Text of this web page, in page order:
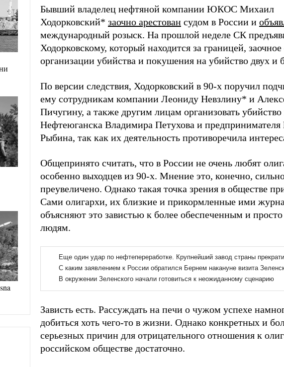
Бывший владелец нефтяной компании ЮКОС Михаил
Ходорковский* заочно арестован судом в России и
международный розыск. На прошлой неделе СК
Ходорковскому, который находится за границей,
организации убийства и покушения на убийство двух и
По версии следствия, Ходорковский в 90-х поручил
ему сотрудникам компании Леониду Невзлину* и
Пичугину, а также другим лицам организовать убийство
Нефтеюганска Владимира Петухова и предпринимателя
Рыбина, так как их деятельность противоречила
Общепринято считать, что в России не очень любят
особенно выходцев из 90-х. Мнение это, конечно,
преувеличено. Однако такая точка зрения в обществе
Сами олигархи, их близкие и прикормленные ими
объясняют это завистью к более обеспеченным и
людям.
Зависть есть. Рассуждать на печи о чужом успехе
добиться хоть чего-то в жизни. Однако конкретных и
серьезных причин для отрицательного отношения к
российском обществе достаточно.